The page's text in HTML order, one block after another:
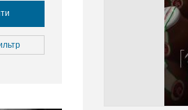
отдых